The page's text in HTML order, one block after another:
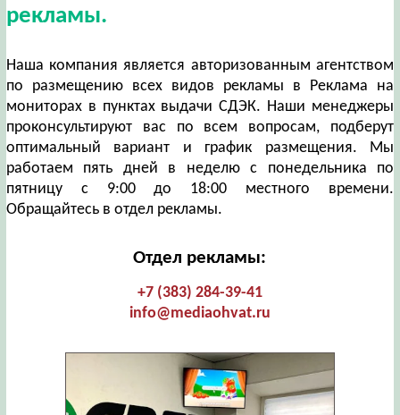
рекламы.
Наша компания является авторизованным агентством
по размещению всех видов рекламы в Реклама на
мониторах в пунктах выдачи СДЭК. Наши менеджеры
проконсультируют вас по всем вопросам, подберут
оптимальный вариант и график размещения. Мы
работаем пять дней в неделю с понедельника по
пятницу с 9:00 до 18:00 местного времени.
Обращайтесь в отдел рекламы.
Отдел рекламы:
+7 (383) 284-39-41
info@mediaohvat.ru